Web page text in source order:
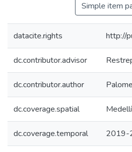
Simple item
datacite.rights http://
dc.contributor.advisor
dc.contributor.author
dc.coverage.spatial
dc.coverage.temporal 2019-